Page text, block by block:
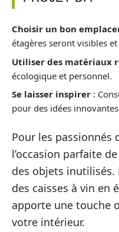
Choisir un bon
étagères seront visibles
Utiliser des matériaux
écologique et personnel.
Se laisser inspirer :
pour des idées
Pour les passionnés
l’occasion parfaite
des objets
des caisses à vin en
apporte une touche
votre intérieur.